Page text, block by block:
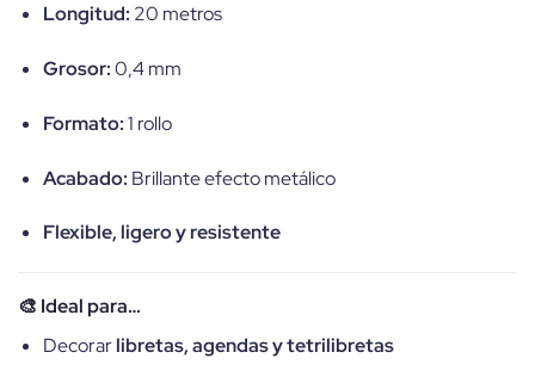
Longitud: 20 metros
Grosor:0,4 mm
Formato:1 rollo
Acabado: Brillante efecto metálico
Flexible, ligero y resistente
🎨 Ideal para…
Decorarlibretas, agendas y tetrilibretas